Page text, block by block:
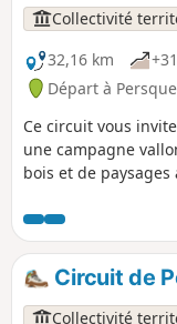
pique-nique.
Collectivité
32,16 km
Départ à
Ce circuit vous
une campagne
bois et de
chapelles et églises
au public et
retraçant leur
également dans la
découverte des
Circuit de
Collectivité